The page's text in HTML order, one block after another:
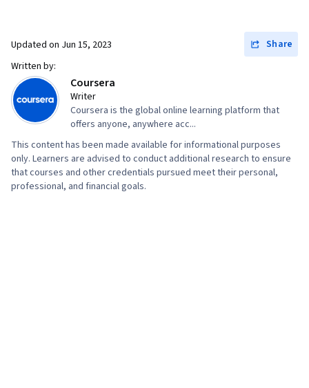
Algorithms, Automation, Programming
Principles, Computer Programming, Program
Data Import/Export
Updated on Jun 15, 2023
Share
Written by:
Coursera
Writer
Coursera is the global online learning platform that
offers anyone, anywhere acc...
This content has been made available for informational purposes
only. Learners are advised to conduct additional research to ensure
that courses and other credentials pursued meet their personal,
professional, and financial goals.